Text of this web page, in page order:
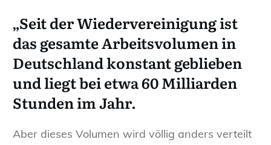
„Seit der Wiedervereinigung ist
das gesamte Arbeitsvolumen in
Deutschland konstant geblieben
und liegt bei etwa 60 Milliarden
Stunden im Jahr.
Aber dieses Volumen wird völlig anders verteilt